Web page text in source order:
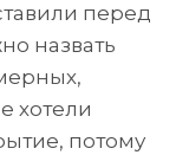
перед
назвать
хотели
потому